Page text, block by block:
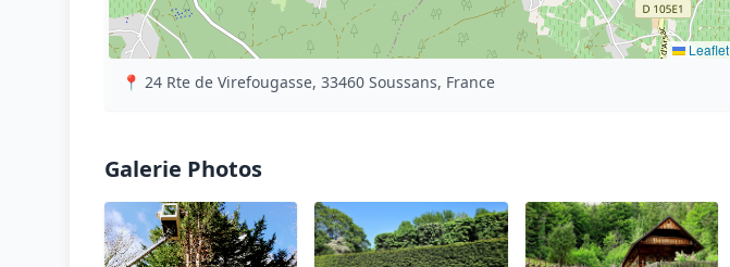
Leaflet
📍 24 Rte de Virefougasse, 33460 Soussans, France
Galerie Photos